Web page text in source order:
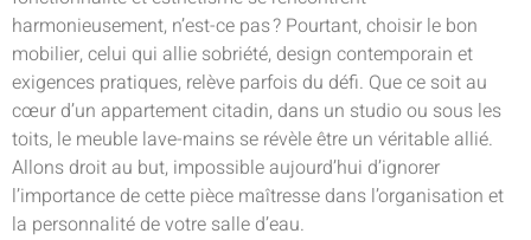
harmonieusement, n’est-ce pas ? Pourtant, choisir le bon
mobilier, celui qui allie sobriété, design contemporain et
exigences pratiques, relève parfois du défi. Que ce soit au
cœur d’un appartement citadin, dans un studio ou sous les
toits, le meuble lave-mains se révèle être un véritable allié.
Allons droit au but, impossible aujourd’hui d’ignorer
l’importance de cette pièce maîtresse dans l’organisation et
la personnalité de votre salle d’eau.